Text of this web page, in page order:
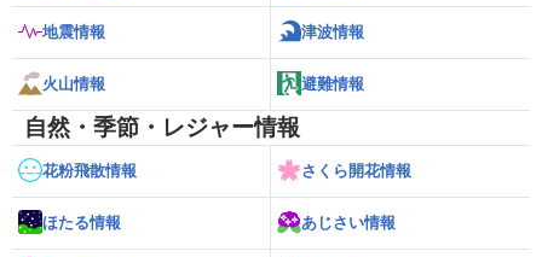
地震情報 津波情報
火山情報 避難情報
自然・季節・レジャー情報
花粉飛散情報 さくら開花情報
ほたる情報 あじさい情報